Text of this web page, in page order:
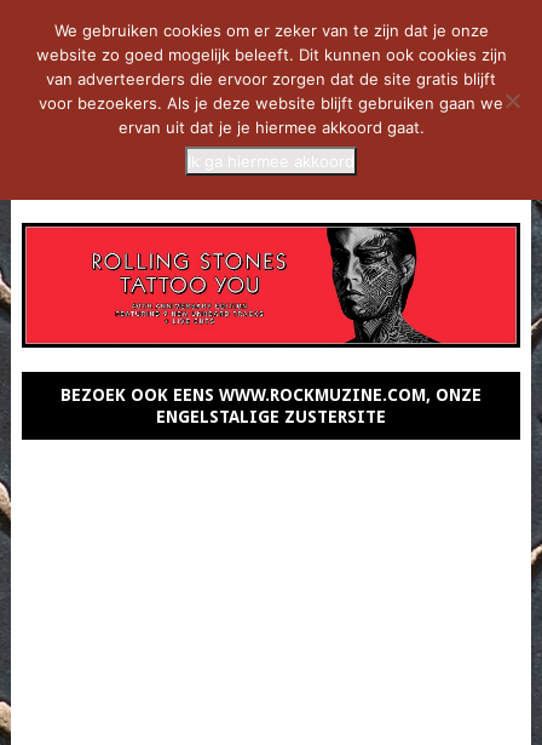
BEZOEK OOK EENS WWW.ROCKMUZINE.COM, ONZE
ENGELSTALIGE ZUSTERSITE
We gebruiken cookies om er zeker van te zijn dat je onze
website zo goed mogelijk beleeft. Dit kunnen ook cookies zijn
van adverteerders die ervoor zorgen dat de site gratis blijft
voor bezoekers. Als je deze website blijft gebruiken gaan we
ervan uit dat je je hiermee akkoord gaat.
Ik ga hiermee akkoord